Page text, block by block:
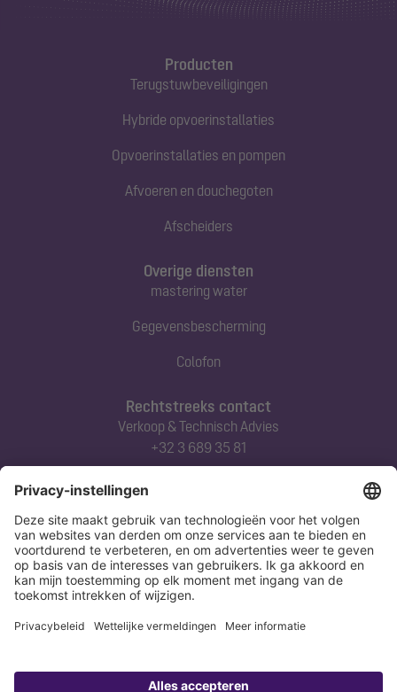
Producten
Terugstuwbeveiligingen
Hybride opvoerinstallaties
Opvoerinstallaties en pompen
Afvoeren en douchegoten
Afscheiders
Rechtstreeks contact
Verkoop & Technisch Advies
+32 3 689 35 81
Abonneert u zich op onze nieuwsbrief
Nu aanmelden
Overige diensten
mastering water
Gegevensbescherming
Colofon